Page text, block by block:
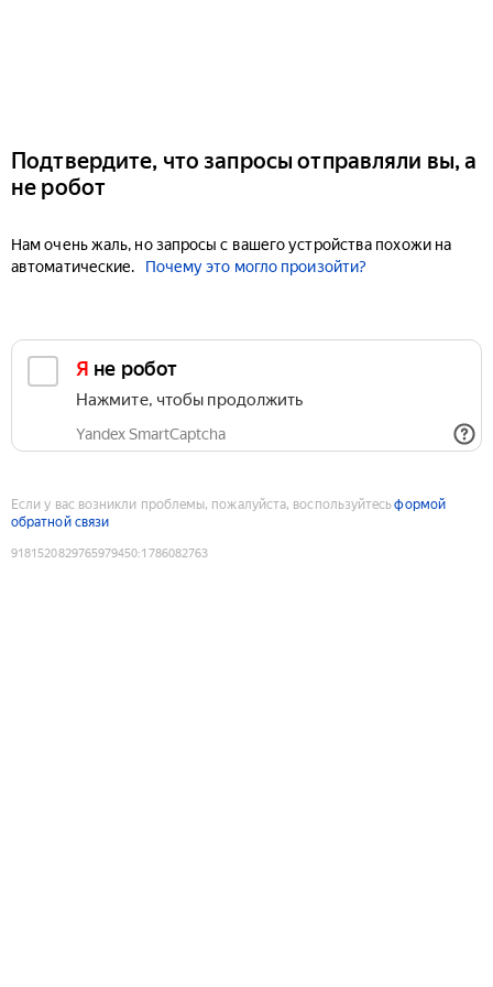
Подтвердите, что запросы отправляли вы, а
не робот
Нам очень жаль, но запросы с вашего устройства похожи на
автоматические.
Почему это могло произойти?
Я не робот
Нажмите, чтобы продолжить
Yandex SmartCaptcha
Если у вас возникли проблемы, пожалуйста, воспользуйтесьформой
обратной связи
9181520829765979450:1786082763